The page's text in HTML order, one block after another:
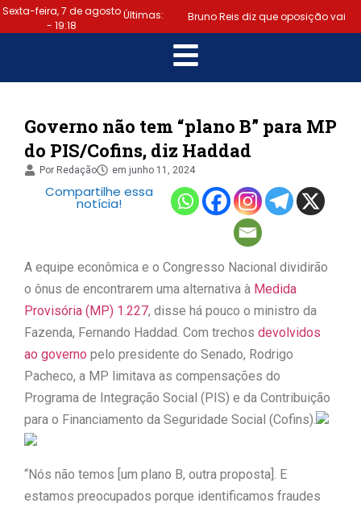
Sexta-feira, 7 de agosto
- 19:18
Últimas: Bruno Reis diz que oposição vai
escolher melhor estratégia para
vencer eleição nacional |
Último dia: prazo para regularizar
situação eleitoral e emitir título
termina hoje (6) | Samuel
Júnior luta em prol dos profissionais
de Lauro de Freitas disponibiliza
serviço gratuito de alertas de
emergência para população
“Tomamos a decisão de
caminhar com Flávio Bolsonaro”, diz
Jesus discorda de Zema sobre fim do
Governo não tem “plano B” para MP
do PIS/Cofins, diz Haddad
Por Redação em junho 11, 2024
Compartilhe essa
notícia!
A equipe econômica e o Congresso Nacional dividirão
o ônus de encontrarem uma alternativa à Medida
Provisória (MP) 1.227, disse há pouco o ministro da
Fazenda, Fernando Haddad. Com trechos devolvidos
ao governo pelo presidente do Senado, Rodrigo
Pacheco, a MP limitava as compensações do
Programa de Integração Social (PIS) e da Contribuição
para o Financiamento da Seguridade Social (Cofins).
“Nós não temos [um plano B, outra proposta]. E
estamos preocupados porque identificamos fraudes